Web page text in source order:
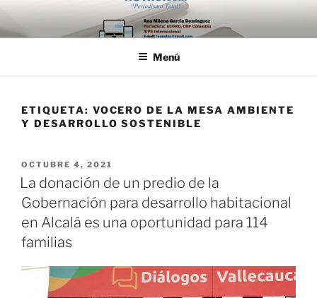
Saltar
al
contenido
Menú
ETIQUETA: VOCERO DE LA MESA AMBIENTE
Y DESARROLLO SOSTENIBLE
PUBLICADO
EL
OCTUBRE 4, 2021
La donación de un predio de la
Gobernación para desarrollo habitacional
en Alcalá es una oportunidad para 114
familias